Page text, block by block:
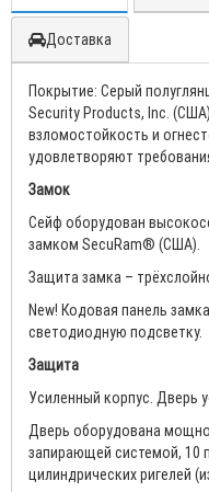
Доставка
Покрытие: Серый
Security Products, Inc.
взломостойкость и
удовлетворяют
Замок
Сейф оборудован
замком SecuRam® (США).
Защита замка –
New! Кодовая панель
светодиодную подсветку.
Защита
Усиленный корпус. Дверь
Дверь оборудована
запирающей системой, 10
цилиндрических ригелей